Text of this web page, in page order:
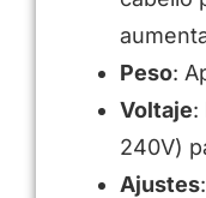
Peso:
Voltaje:
240V)
Ajustes